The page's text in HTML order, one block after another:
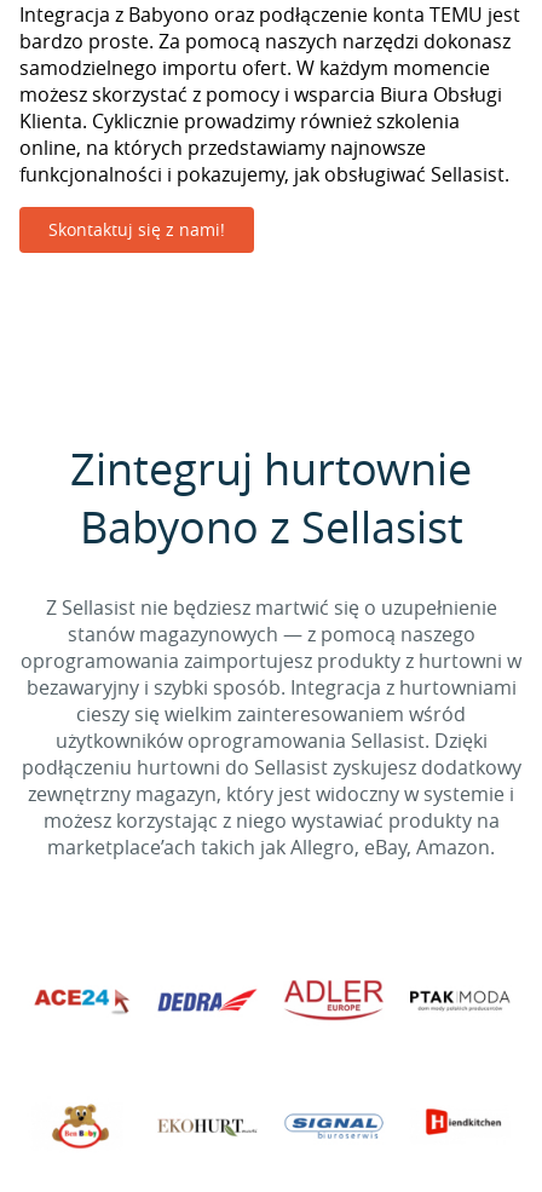
Integracja z Babyono oraz podłączenie konta TEMU jest
bardzo proste. Za pomocą naszych narzędzi dokonasz
samodzielnego importu ofert. W każdym momencie
możesz skorzystać z pomocy i wsparcia Biura Obsługi
Klienta. Cyklicznie prowadzimy również szkolenia
online, na których przedstawiamy najnowsze
funkcjonalności i pokazujemy, jak obsługiwać Sellasist.
Skontaktuj się z nami!
Zintegruj hurtownie
Babyono z Sellasist
Z Sellasist nie będziesz martwić się o uzupełnienie
stanów magazynowych — z pomocą naszego
oprogramowania zaimportujesz produkty z hurtowni w
bezawaryjny i szybki sposób. Integracja z hurtowniami
cieszy się wielkim zainteresowaniem wśród
użytkowników oprogramowania Sellasist. Dzięki
podłączeniu hurtowni do Sellasist zyskujesz dodatkowy
zewnętrzny magazyn, który jest widoczny w systemie i
możesz korzystając z niego wystawiać produkty na
marketplace’ach takich jak Allegro, eBay, Amazon.